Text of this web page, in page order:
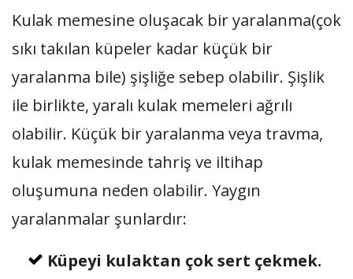
Kulak memesine oluşacak bir yaralanma(çok
sıkı takılan küpeler kadar küçük bir
yaralanma bile) şişliğe sebep olabilir. Şişlik
ile birlikte, yaralı kulak memeleri ağrılı
olabilir. Küçük bir yaralanma veya travma,
kulak memesinde tahriş ve iltihap
oluşumuna neden olabilir. Yaygın
yaralanmalar şunlardır:
Küpeyi kulaktan çok sert çekmek.